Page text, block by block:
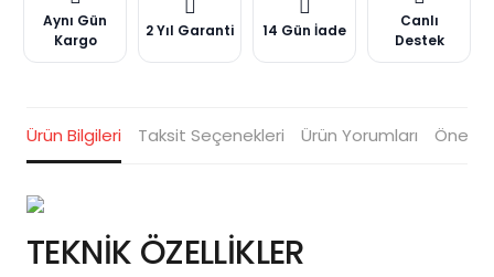
Aynı Gün
Kargo
2 Yıl Garanti 14 Gün İade
Canlı
Destek
Ürün Bilgileri Taksit Seçenekleri Ürün Yorumları
TEKNİK ÖZELLİKLER